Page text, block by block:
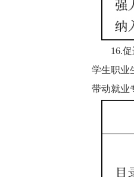
16.
学生职业
带动就业